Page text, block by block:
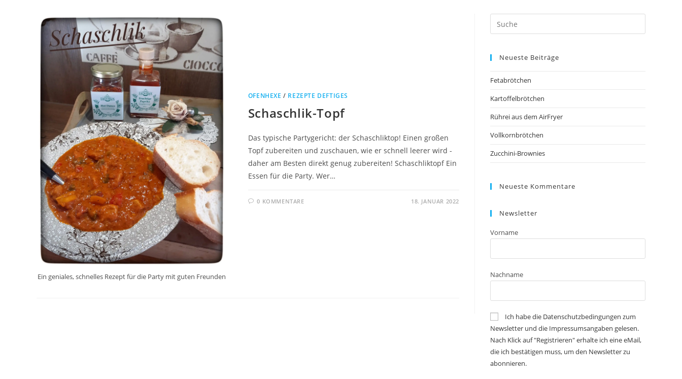
Ein geniales, schnelles Rezept für die Party mit guten Freunden
OFENHEXE / REZEPTE DEFTIGES
Schaschlik-Topf
Das typische Partygericht: der Schaschliktop! Einen großen
Topf zubereiten und zuschauen, wie er schnell leerer wird -
daher am Besten direkt genug zubereiten! Schaschliktopf Ein
Essen für die Party. Wer…
0 KOMMENTARE 18. JANUAR 2022
Neueste Beiträge
Fetabrötchen
Kartoffelbrötchen
Rührei aus dem AirFryer
Vollkornbrötchen
Zucchini-Brownies
Neueste Kommentare
Newsletter
Vorname
Nachname
Ich habe die Datenschutzbedingungen zum
Newsletter und die Impressumsangaben gelesen.
Nach Klick auf "Registrieren" erhalte ich eine eMail,
die ich bestätigen muss, um den Newsletter zu
abonnieren.